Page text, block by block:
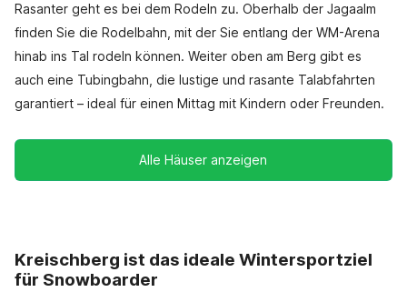
Rasanter geht es bei dem Rodeln zu. Oberhalb der Jagaalm
finden Sie die Rodelbahn, mit der Sie entlang der WM-Arena
hinab ins Tal rodeln können. Weiter oben am Berg gibt es
auch eine Tubingbahn, die lustige und rasante Talabfahrten
garantiert – ideal für einen Mittag mit Kindern oder Freunden.
Alle Häuser anzeigen
Kreischberg ist das ideale Wintersportziel
für Snowboarder